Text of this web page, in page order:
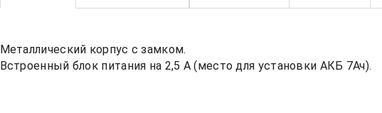
Металлический корпус с замком.
Встроенный блок питания на 2,5 А (место для установки АКБ 7Ач).